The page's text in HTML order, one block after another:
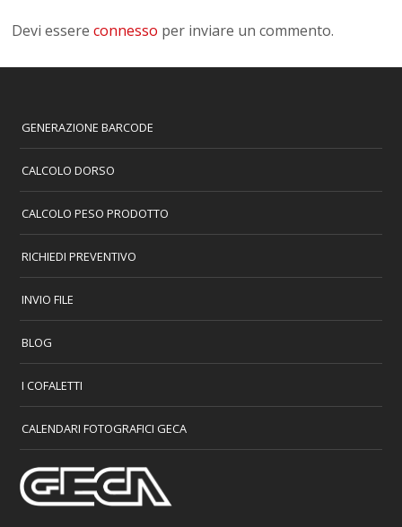
Devi essereconnesso per inviare un commento.
GENERAZIONE BARCODE
CALCOLO DORSO
CALCOLO PESO PRODOTTO
RICHIEDI PREVENTIVO
INVIO FILE
BLOG
I COFALETTI
CALENDARI FOTOGRAFICI GECA